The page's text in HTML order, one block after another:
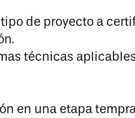
de proyecto a
técnicas
en una etapa